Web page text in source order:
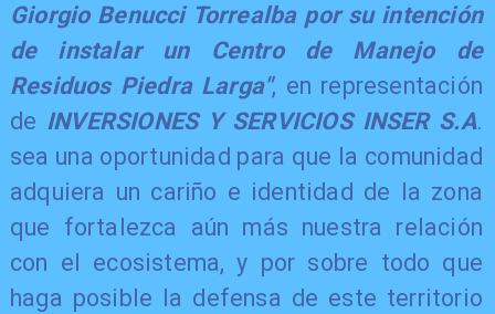
Giorgio Benucci Torrealba por su intención
de instalar un Centro de Manejo de
Residuos Piedra Larga", en representación
de INVERSIONES Y SERVICIOS INSER S.A.
sea una oportunidad para que la comunidad
adquiera un cariño e identidad de la zona
que fortalezca aún más nuestra relación
con el ecosistema, y por sobre todo que
haga posible la defensa de este territorio